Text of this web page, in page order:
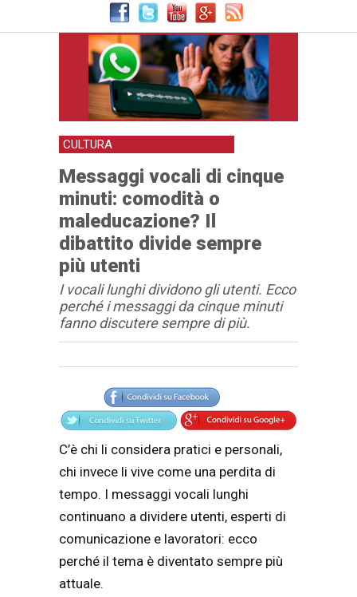
CULTURA
Messaggi vocali di cinque
minuti: comodità o
maleducazione? Il
dibattito divide sempre
più utenti
I vocali lunghi dividono gli utenti. Ecco
perché i messaggi da cinque minuti
fanno discutere sempre di più.
Articolo
Testo articolo principale
C’è chi li considera pratici e personali,
chi invece li vive come una perdita di
tempo. I messaggi vocali lunghi
continuano a dividere utenti, esperti di
comunicazione e lavoratori: ecco
perché il tema è diventato sempre più
attuale.